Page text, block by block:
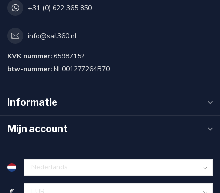
+31 (0) 622 365 850
info@sail360.nl
KVK nummer: 65987152
btw-nummer: NL001277264B70
Informatie
Mijn account